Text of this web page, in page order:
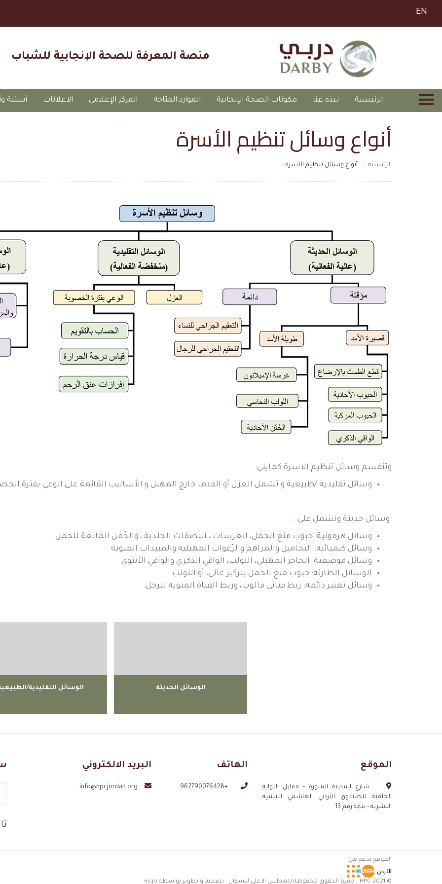
EN
منصة المعرفة للصحة الإنجابية للشباب
الرئيسية نبذه عنا مكونات الصحة الإنجابية الموارد المتاحة المركز الإعلامي الاعلانات أسئلة
أنواع وسائل تنظيم الأسرة
الرئيسية أنواع وسائل تنظيم الأسرة
وتنقسم وسائل تنظيم الاسرة كمايلي:
وسائل تقليدية /طبيعية و تشمل العزل أو القذف خارج المهبل و الأساليب القائمة على الوعي بفترة
وسائل حديثة وتشمل على :
وسائل هرمونية: حبوب منع الحمل، الغرسات ، اللصقات الجلدية ، والحُقَن المانعة للحمل.
وسائل كيميائية: التحاميل والمراهم والرّغوات المهبلية والمبيدات المنوية
وسائل موضعية: الحاجز المهبلي، اللولب، الواقي الذكري والواقي الأنثوي
الوسائل الطارئة: حبوب منع الحمل بتركيز عالي، أو اللولب.
وسائل تعتبر دائمة: ربط قناتي فالوب، وربط القناة المنوية للرجل.
الوسائل الحديثة الوسائل التقليدية/
الموقع
شارع المدينة المنوره - مقابل البوابة
الخلفية للصندوق الأردني الهاشمي للتنمية
البشرية - بناية رقم 13
الهاتف
+962790076428
البريد الالكتروني
info@hpcjordan.org
الموقع بدعم من
© 2021 HPC ، جميع الحقوق محفوظة للمجلس الاعلى للسكان . تصميم و تطوير بواسطة es.jo